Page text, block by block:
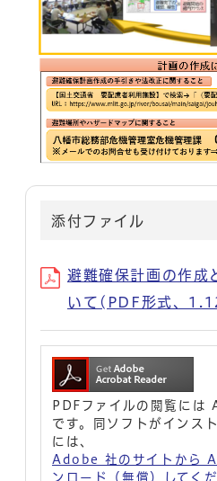
添付ファイル
避難確保計画の作成
いて(PDF形式、
PDFファイルの閲覧に
です。同ソフトがインス
には、
Adobe 社のサイトから
ンロード（無償）してくだ